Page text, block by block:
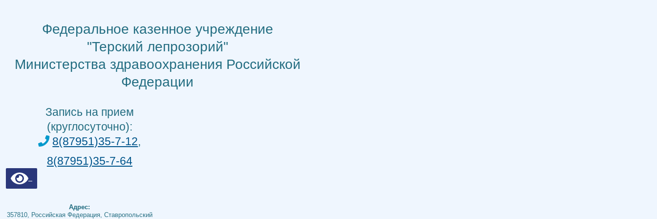
содержимомуФедеральное казенное учреждение
"Терский лепрозорий"
Министерства здравоохранения Российской
Федерации
Запись на прием
(круглосуточно):
8(87951)35-7-12,
8(87951)35-7-64
Адрес:
357810, Российская Федерация, Ставропольский